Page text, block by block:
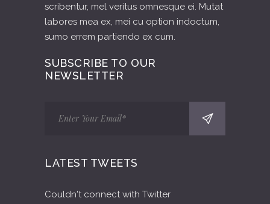
scribentur, mel veritus omnesque ei. Mutat
labores mea ex, mei cu option indoctum,
sumo errem partiendo ex cum.
SUBSCRIBE TO OUR
NEWSLETTER
LATEST TWEETS
Couldn't connect with Twitter